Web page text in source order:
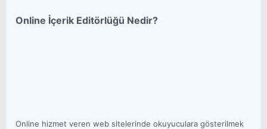
Online İçerik Editörlüğü Nedir?
Online hizmet veren web sitelerinde okuyuculara gösterilmek